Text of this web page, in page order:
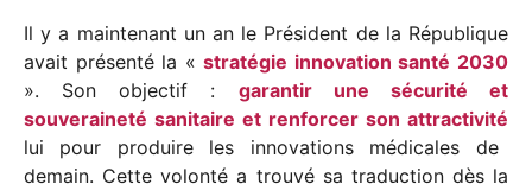
Il y a maintenant un an le Président de la République
avait présenté la «stratégie innovation santé 2030
». Son objectif : garantir une sécurité et
souveraineté sanitaire et renforcer son attractivité
lui pour produire les innovations médicales de
demain. Cette volonté a trouvé sa traduction dès la